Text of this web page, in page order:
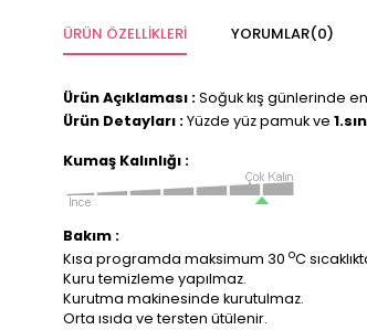
ÜRÜN ÖZELLIKLERI YORUMLAR(0)
Ürün Açıklaması :Soğuk kış günlerinde
Ürün Detayları :Yüzde yüz pamuk ve
Kumaş Kalınlığı :
Bakım :
Kısa programda maksimum 30 oC
Kuru temizleme yapılmaz.
Kurutma makinesinde kurutulmaz.
Orta ısıda ve tersten ütülenir.